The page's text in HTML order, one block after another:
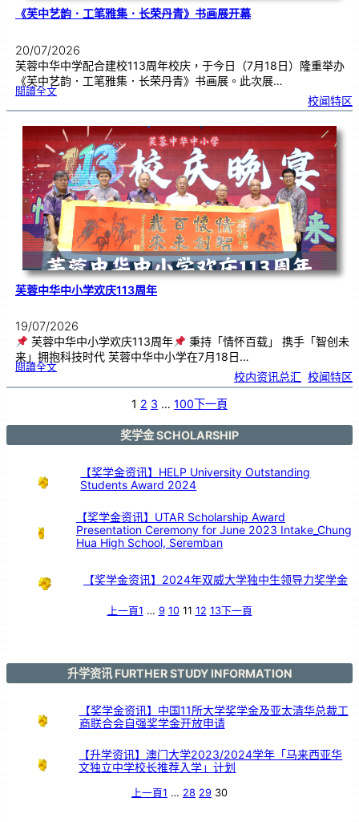
《芙中艺韵．工笔雅集．长荣丹青》书画展开幕
20/07/2026
芙蓉中华中学配合建校113周年校庆，于今日（7月18日）隆重举办
《芙中艺韵．工笔雅集．长荣丹青》书画展。此次展…
閱讀全文:《
艺
．
工
笔
雅
．
长
荣
丹
青
》
书
画
展
开
幕
校闻特区
芙蓉中华中小学欢庆113周年
19/07/2026
芙蓉中华中小学欢庆113周年
秉持「情怀百载」 携手「智创未
来」拥抱科技时代 芙蓉中华中小学在7月18日…
閱讀全文:芙
华
1
1
年
校内资讯总汇 校闻特区
1 2 3 … 100下一頁
奖学金 SCHOLARSHIP
【奖学金资讯】HELP University Outstanding
Students Award 2024
【奖学金资讯】UTAR Scholarship Award
Presentation Ceremony for June 2023 Intake_Chung
Hua High School, Seremban
【奖学金资讯】2024年双威大学独中生领导力奖学金
上一頁1 … 9 10 11 12 13下一頁
升学资讯 FURTHER STUDY INFORMATION
【奖学金资讯】中国11所大学奖学金及亚太清华总裁工
商联合会自强奖学金开放申请
【升学资讯】澳门大学2023/2024学年「马来西亚华
文独立中学校长推荐入学」计划
上一頁1 … 28 29 30